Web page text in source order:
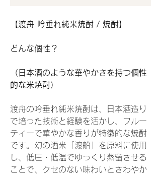
【渡舟 吟垂れ純米焼酎 / 焼酎】
どんな個性？
（日本酒のような華やかさを持つ個性
的な米焼酎）
渡舟の吟垂れ純米焼酎は、日本酒造り
で培った技術と経験を活かし、フルー
ティーで華やかな香りが特徴的な焼酎
です。幻の酒米「渡船」を原料に使用
し、低圧・低温でゆっくり蒸留させる
ことで、クセのない味わいとさわやか